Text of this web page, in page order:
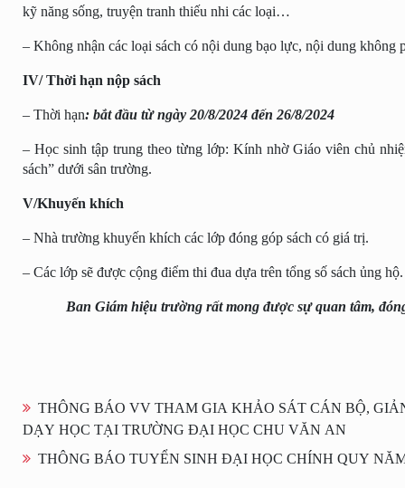
kỹ năng sống, truyện tranh thiếu nhi các loại…
– Không nhận các loại sách có nội dung bạo lực, nội dung không
IV/ Thời hạn nộp sách
– Thời hạn: bắt đầu từ ngày 20/8/2024 đến 26/8/2024
– Học sinh tập trung theo từng lớp: Kính nhờ Giáo viên chủ
sách” dưới sân trường.
V/Khuyến khích
– Nhà trường khuyến khích các lớp đóng góp sách có giá trị.
– Các lớp sẽ được cộng điểm thi đua dựa trên tổng số sách ủng hộ.
Ban Giám hiệu trường rất mong được sự quan tâm,
THÔNG BÁO VV THAM GIA KHẢO SÁT CÁN BỘ,
DẠY HỌC TẠI TRƯỜNG ĐẠI HỌC CHU VĂN AN
THÔNG BÁO TUYỂN SINH ĐẠI HỌC CHÍNH QUY